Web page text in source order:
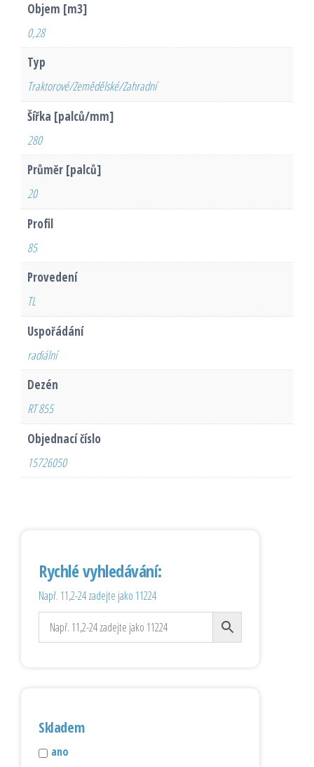
Objem [m3]
0,28
Typ
Traktorové/Zemědělské/Zahradní
Šířka [palců/mm]
280
Průměr [palců]
20
Profil
85
Provedení
TL
Uspořádání
radiální
Dezén
RT 855
Objednací číslo
15726050
Rychlé vyhledávání:
Např. 11,2-24 zadejte jako 11224
Skladem
ano